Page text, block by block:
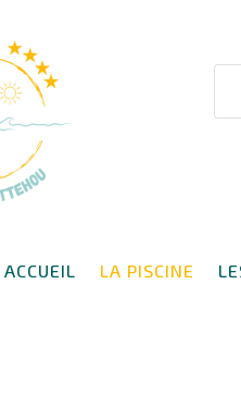
ACCUEIL LA PISCINE